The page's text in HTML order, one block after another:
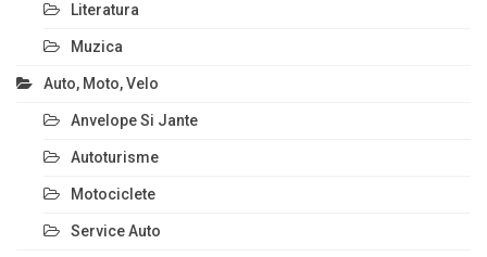
Literatura
Muzica
Auto, Moto, Velo
Anvelope Si Jante
Autoturisme
Motociclete
Service Auto